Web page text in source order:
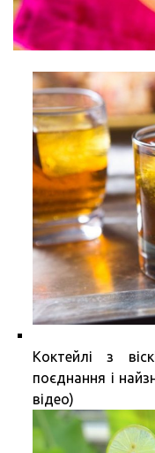
Коктейлі з
поєднання і
відео)